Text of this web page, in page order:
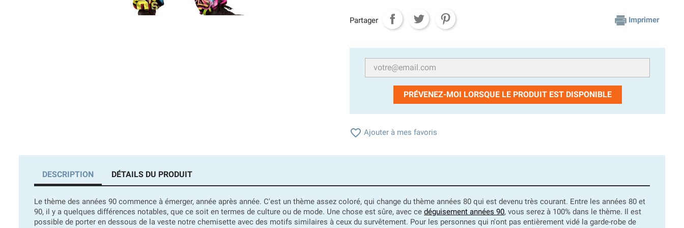
Partager Imprimer
PRÉVENEZ-MOI LORSQUE LE PRODUIT EST DISPONIBLE
 Ajouter à mes favoris
DESCRIPTION DÉTAILS DU PRODUIT
Le thème des années 90 commence à émerger, année après année. C'est un thème assez coloré, qui change du thème années 80 qui est devenu très courant. Entre les années 80 et
90, il y a quelques différences notables, que ce soit en termes de culture ou de mode. Une chose est sûre, avec ce déguisement années 90, vous serez à 100% dans le thème. Il est
possible de porter en dessous de la veste notre chemisette avec des motifs similaires à ceux du survêtement. Pour les personnes qui n'ont pas entièrement vidé la garde-robe de